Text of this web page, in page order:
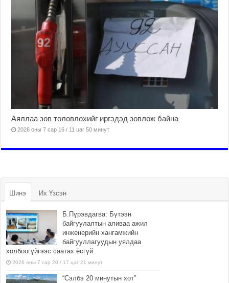
Аяллаа зөв төлөвлөхийг иргэдэд зөвлөж байна
2026 оны 7 сар 16 / 11 цаг 50 минут
Шинэ Их Үзсэн
Б.Пүрэвдагва: Бүтээн
байгуулалтын аливаа ажил
инженерийн хангамжийн
байгууллагуудын уялдаа
холбоогүйгээс саатах ёсгүй
2026 оны 7 сар 20 / 17 цаг 21 минут
“Сэлбэ 20 минутын хот”